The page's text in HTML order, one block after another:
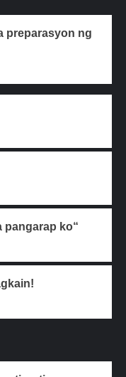
preparasyon ng
pangarap ko“